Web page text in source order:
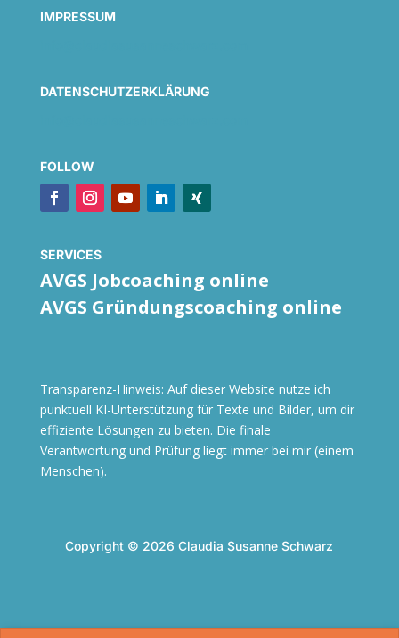
IMPRESSUM
DATENSCHUTZERKLÄRUNG
FOLLOW
SERVICES
AVGS Jobcoaching online
AVGS Gründungscoaching online
Transparenz-Hinweis: Auf dieser Website nutze ich
punktuell KI-Unterstützung für Texte und Bilder, um dir
effiziente Lösungen zu bieten. Die finale
Verantwortung und Prüfung liegt immer bei mir (einem
Menschen).
Copyright © 2026 Claudia Susanne Schwarz